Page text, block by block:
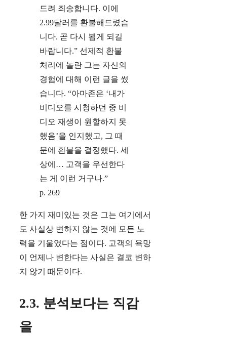
드려 죄송합니다. 이에
2.99달러를 환불해드렸습
니다. 곧 다시 뵙게 되길
바랍니다.” 선제적 환불
처리에 놀란 그는 자신의
경험에 대해 이런 글을 썼
습니다. “아마존은 ‘내가
비디오를 시청하던 중 비
디오 재생이 원할하지 못
했음’을 인지했고, 그 때
문에 환불을 결정했다. 세
상에… 고객을 우선한다
는 게 이런 거구나.”
p. 269
한 가지 재미있는 것은 그는 여기에서
도 사실상 변하지 않는 것에 모든 노
력을 기울였다는 점이다. 고객의 욕망
이 언제나 변한다는 사실은 결코 변하
지 않기 때문이다.
2.3. 분석보다는 직감
을